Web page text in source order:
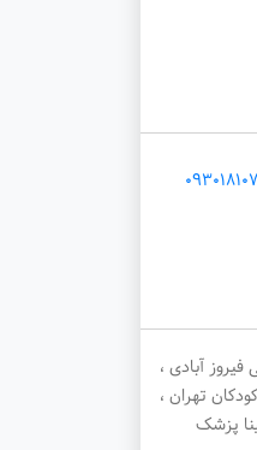
آبادی ،
تهران ،
پزشک